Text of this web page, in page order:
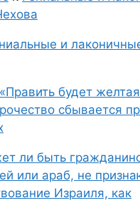
и
«Править будет
сбывается
ли быть
или араб, не
Израиля, как